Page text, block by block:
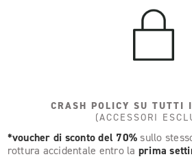
CRASH POLICY SU TUTTI
(ACCESSORI
*voucher di sconto del 70% sullo
rottura accidentale entro la prima